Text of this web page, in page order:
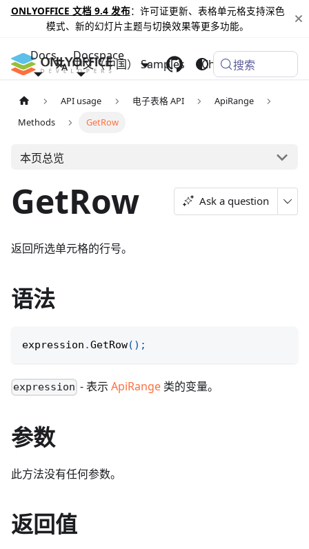
ONLYOFFICE 文档 9.4 发布：许可证更新、表格单元格支持深色
模式、新的幻灯片主题与切换效果等更多功能。
Docs Docspace
Samples Changelog
中文（中国） 搜索
API usage 电子表格 API
ApiRange
Methods
GetRow
本页总览
GetRow Ask a question
返回所选单元格的行号。
语法
expression .GetRow( ) ;
expression - 表示ApiRange 类的变量。
参数
此方法没有任何参数。
返回值